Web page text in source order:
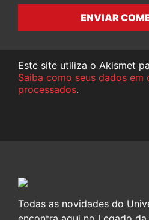
ENVIAR
Este site utiliza o Akismet
Saiba como seus dados em
processados.
Todas as novidades do